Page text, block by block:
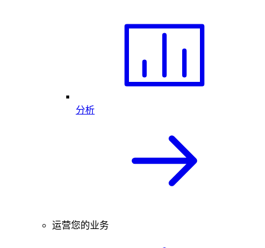
分析
运营您的业务